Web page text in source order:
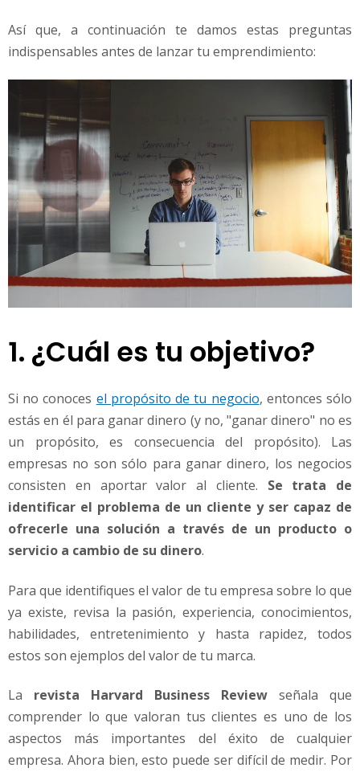
Así que, a continuación te damos estas preguntas
indispensables antes de lanzar tu emprendimiento:
1. ¿Cuál es tu objetivo?
Si no conoces el propósito de tu negocio, entonces sólo
estás en él para ganar dinero (y no, "ganar dinero" no es
un propósito, es consecuencia del propósito). Las
empresas no son sólo para ganar dinero, los negocios
consisten en aportar valor al cliente. Se trata de
identificar el problema de un cliente y ser capaz de
ofrecerle una solución a través de un producto o
servicio a cambio de su dinero.
Para que identifiques el valor de tu empresa sobre lo que
ya existe, revisa la pasión, experiencia, conocimientos,
habilidades, entretenimiento y hasta rapidez, todos
estos son ejemplos del valor de tu marca.
La revista Harvard Business Review señala que
comprender lo que valoran tus clientes es uno de los
aspectos más importantes del éxito de cualquier
empresa. Ahora bien, esto puede ser difícil de medir. Por